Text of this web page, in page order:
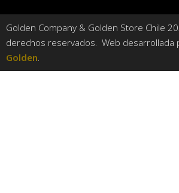
Golden Company & Golden Store Chile
derechos reservados. Web desarrollada
Golden.